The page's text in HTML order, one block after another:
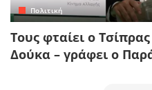
Πολιτική
Τους φταίει ο
Δούκα – γράφει ο